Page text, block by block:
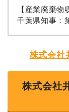
【産業廃棄物
千葉県知事：
株式会社
株式会社